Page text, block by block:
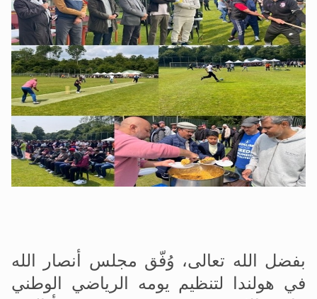
اقرأ هذا الكتاب وتعرّف على حقيقة
بفضل الله تعالى، وُفّق مجلس أنصار الله
في هولندا لتنظيم يومه الرياضي الوطني